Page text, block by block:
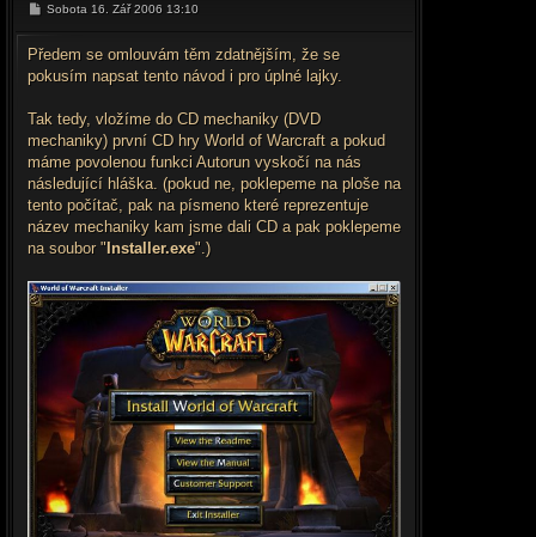
P
s
ě
k
Sobota 16. Zář 2006 13:10
Předem se omlouvám těm zdatnějším, že se
pokusím napsat tento návod i pro úplné lajky.
Tak tedy, vložíme do CD mechaniky (DVD
mechaniky) první CD hry World of Warcraft a pokud
máme povolenou funkci Autorun vyskočí na nás
následující hláška. (pokud ne, poklepeme na ploše na
tento počítač, pak na písmeno které reprezentuje
název mechaniky kam jsme dali CD a pak poklepeme
na soubor " Installer.exe".)